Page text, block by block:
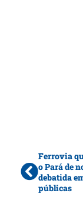
Ferrovia
o Pará de
debatida
públicas